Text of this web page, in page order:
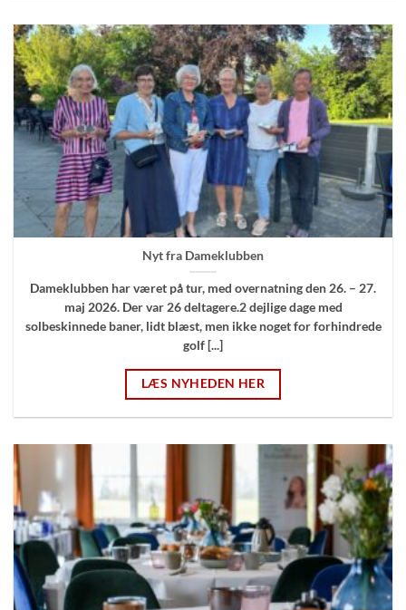
Nyt fra Dameklubben
Dameklubben har været på tur, med overnatning den 26. – 27.
maj 2026. Der var 26 deltagere.2 dejlige dage med
solbeskinnede baner, lidt blæst, men ikke noget for forhindrede
golf [...]
LÆS NYHEDEN HER